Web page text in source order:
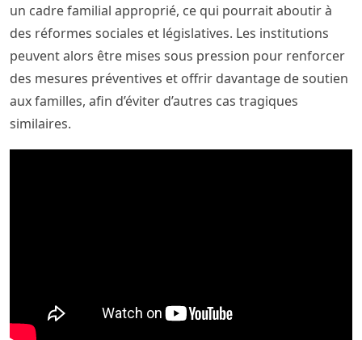
un cadre familial approprié, ce qui pourrait aboutir à
des réformes sociales et législatives. Les institutions
peuvent alors être mises sous pression pour renforcer
des mesures préventives et offrir davantage de soutien
aux familles, afin d’éviter d’autres cas tragiques
similaires.